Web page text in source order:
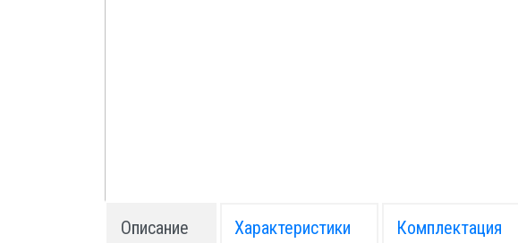
Измерители
Описание Характеристики Комплектация